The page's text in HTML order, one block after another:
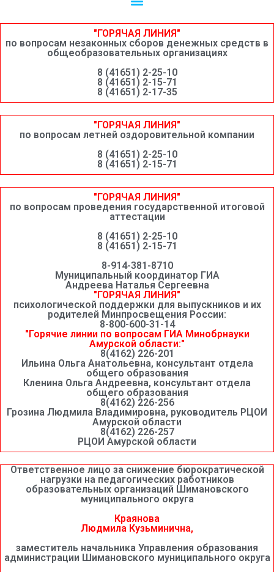
"ГОРЯЧАЯ ЛИНИЯ"
по вопросам незаконных сборов денежных средств в
общеобразовательных организациях
8 (41651) 2-25-10
8 (41651) 2-15-71
8 (41651) 2-17-35
"ГОРЯЧАЯ ЛИНИЯ"
по вопросам летней оздоровительной компании
8 (41651) 2-25-10
8 (41651) 2-15-71
"ГОРЯЧАЯ ЛИНИЯ"
по вопросам проведения государственной итоговой
аттестации
8 (41651) 2-25-10
8 (41651) 2-15-71
8-914-381-8710
Муниципальный координатор ГИА
Андреева Наталья Сергеевна
"ГОРЯЧАЯ ЛИНИЯ"
психологической поддержки для выпускников и их
родителей Минпросвещения России:
8-800-600-31-14
"Горячие линии по вопросам ГИА Минобрнауки
Амурской области:"
8(4162) 226-201
Ильина Ольга Анатольевна, консультант отдела
общего образования
Кленина Ольга Андреевна, консультант отдела
общего образования
8(4162) 226-256
Грозина Людмила Владимировна, руководитель РЦОИ
Амурской области
8(4162) 226-257
РЦОИ Амурской области
Ответственное лицо за снижение бюрократической
нагрузки на педагогических работников
образовательных организаций Шимановского
муниципального округа
Краянова
Людмила Кузьминична,
заместитель начальника Управления образования
администрации Шимановского муниципального округа